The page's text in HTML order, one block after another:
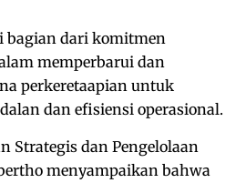
bagian dari komitmen
memperbarui dan
perkeretaapian untuk
dan efisiensi operasional.
Strategis dan Pengelolaan
menyampaikan bahwa